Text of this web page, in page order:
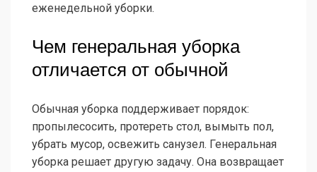
еженедельной уборки.
Чем генеральная уборка
отличается от обычной
Обычная уборка поддерживает порядок:
пропылесосить, протереть стол, вымыть пол,
убрать мусор, освежить санузел. Генеральная
уборка решает другую задачу. Она возвращает